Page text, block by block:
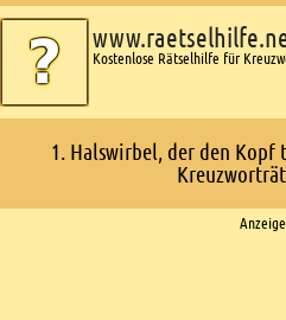
Kostenlose Rätselhilfe für
1. Halswirbel, der den Kopf